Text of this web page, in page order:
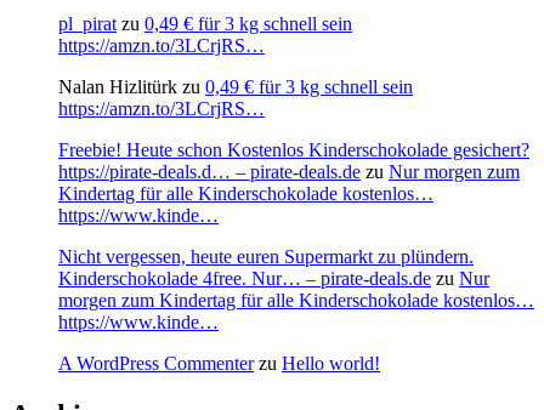
pl_pirat zu 0,49 € für 3 kg schnell sein
https://amzn.to/3LCrjRS…
Nalan Hizlitürk zu 0,49 € für 3 kg schnell sein
https://amzn.to/3LCrjRS…
Freebie! Heute schon Kostenlos Kinderschokolade gesichert?
https://pirate-deals.d… – pirate-deals.de zu Nur morgen zum
Kindertag für alle Kinderschokolade kostenlos…
https://www.kinde…
Nicht vergessen, heute euren Supermarkt zu plündern.
Kinderschokolade 4free. Nur… – pirate-deals.de zu Nur
morgen zum Kindertag für alle Kinderschokolade kostenlos…
https://www.kinde…
A WordPress Commenterzu Hello world!